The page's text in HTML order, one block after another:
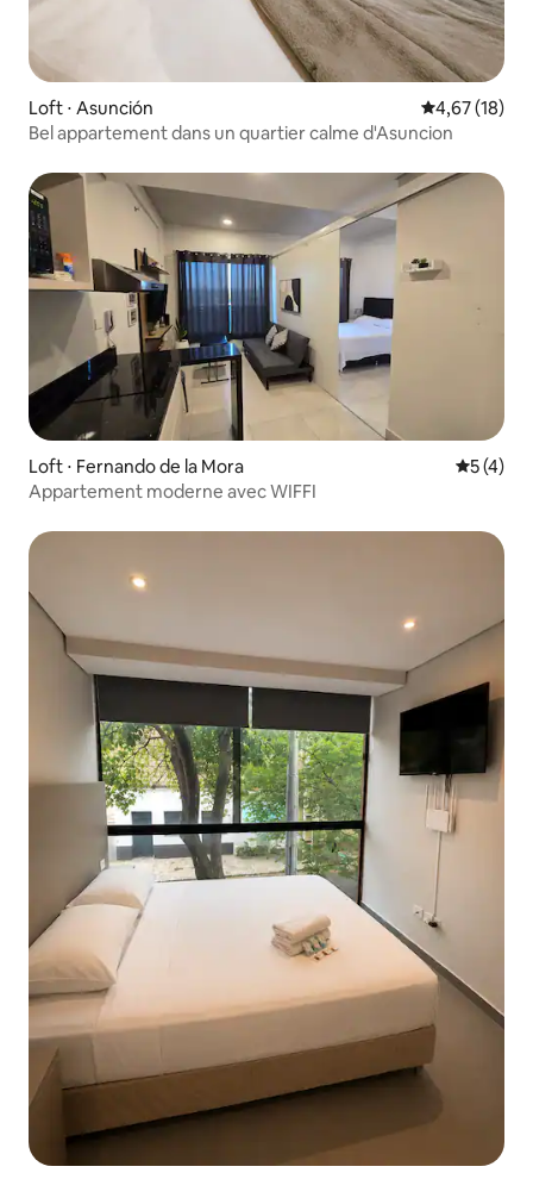
Loft ⋅ Asunción Évaluation
4,67 (18)
Bel appartement dans un quartier calme d'Asuncion
Loft ⋅ Fernando de la Mora
5 (4)
Appartement moderne avec WIFFI